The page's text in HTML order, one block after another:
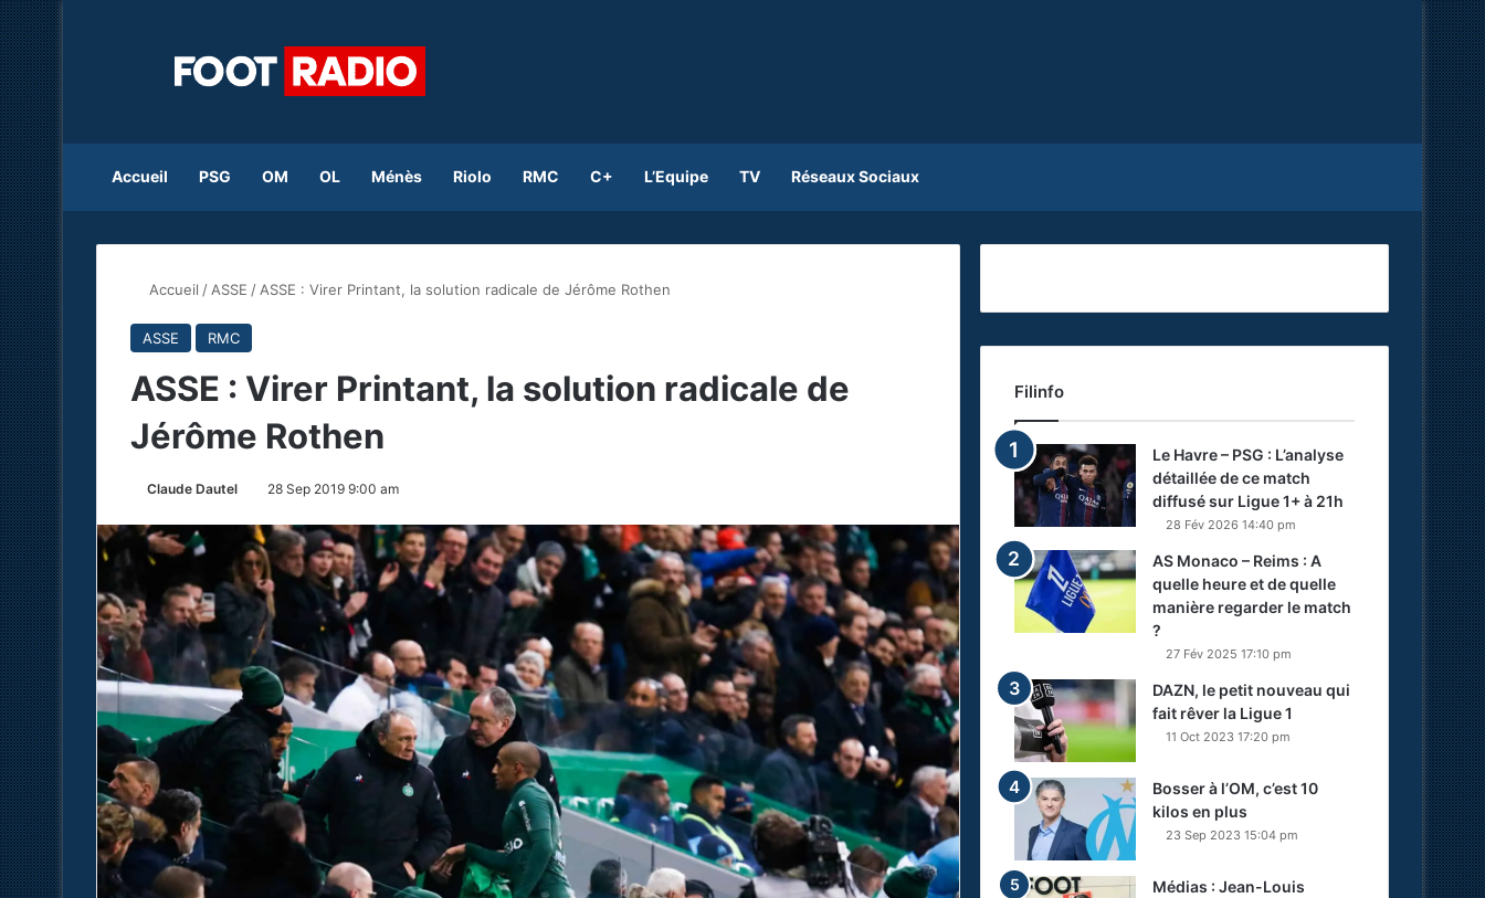
Accueil PSG OM OL Ménès Riolo RMC C+ L’Equipe TV Réseaux Sociaux
Accueil / ASSE / ASSE : Virer Printant, la solution radicale de Jérôme Rothen
ASSE RMC
ASSE : Virer Printant, la solution radicale de
Jérôme Rothen
Claude Dautel 28 Sep 2019 9:00 am
Filinfo
Le Havre – PSG : L’analyse
détaillée de ce match
diffusé sur Ligue 1+ à 21h
28 Fév 2026 14:40 pm
AS Monaco – Reims : A
quelle heure et de quelle
manière regarder le match
?
27 Fév 2025 17:10 pm
DAZN, le petit nouveau qui
fait rêver la Ligue 1
11 Oct 2023 17:20 pm
Bosser à l’OM, c’est 10
kilos en plus
23 Sep 2023 15:04 pm
Médias : Jean-Louis